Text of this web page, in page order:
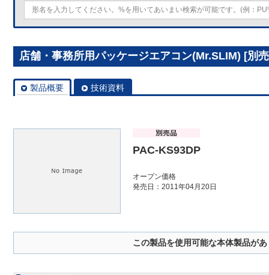
店舗・事務所用パッケージエアコン(Mr.SLIM) [別
製品概要 技術資料
PAC-KS93DP
オープン価格
発売日：2011年04月20日
この製品を使用可能な本体製品が